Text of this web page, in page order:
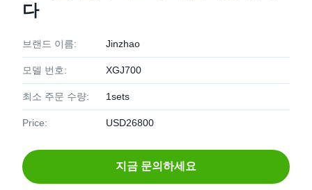
다
브랜드 이름: Jinzhao
모델 번호: XGJ700
최소 주문 수량: 1sets
Price: USD26800
지금 문의하세요